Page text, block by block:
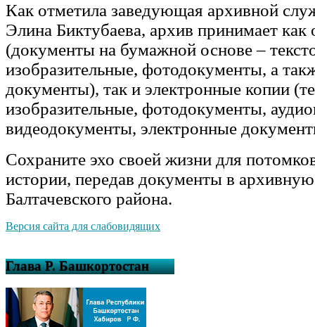
Как отметила заведующая архивной
Элина Биктубаева, архив принимает как
(документы на бумажной основе –
изобразительные, фотодокументы, а
документы), так и электронные копии
изобразительные, фотодокументы,
видеодокументы, электронные
Сохраните эхо своей жизни для
истории, передав документы в
Балтачевского района.
Версия сайта для слабовидящих
Глава Р. Башкортостан